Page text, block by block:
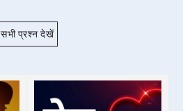
सभी प्रश्न देखें